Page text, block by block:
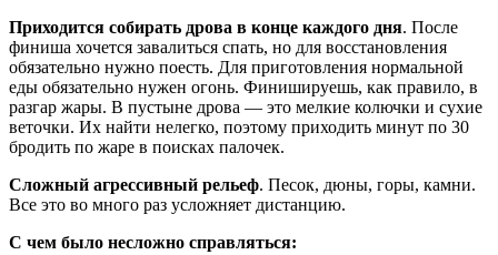
Приходится собирать дрова в конце каждого дня. После
финиша хочется завалиться спать, но для восстановления
обязательно нужно поесть. Для приготовления нормальной
еды обязательно нужен огонь. Финишируешь, как правило, в
разгар жары. В пустыне дрова — это мелкие колючки и сухие
веточки. Их найти нелегко, поэтому приходить минут по 30
бродить по жаре в поисках палочек.
Сложный агрессивный рельеф. Песок, дюны, горы, камни.
Все это во много раз усложняет дистанцию.
С чем было несложно справляться: